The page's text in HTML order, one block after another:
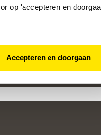
op 'accepteren en
Accepteren en doorgaan
Bekijk meer